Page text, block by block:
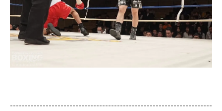
--------------------------------------------------------------------